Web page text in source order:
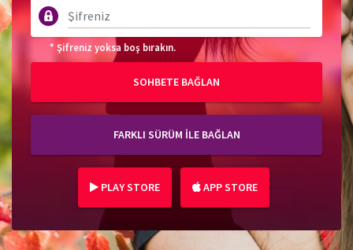
* Şifreniz yoksa boş bırakın.
SOHBETE BAĞLAN
FARKLI SÜRÜM İLE BAĞLAN
PLAY STORE APP STORE